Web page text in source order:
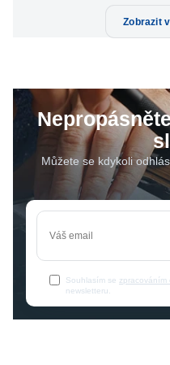
Zobrazit
Můžete se kdykoli
Souhlasím se zpracováním
newsletteru.